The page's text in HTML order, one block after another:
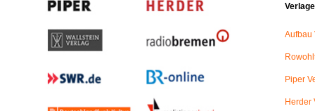
Verlage
Aufbau
Piper
Herder